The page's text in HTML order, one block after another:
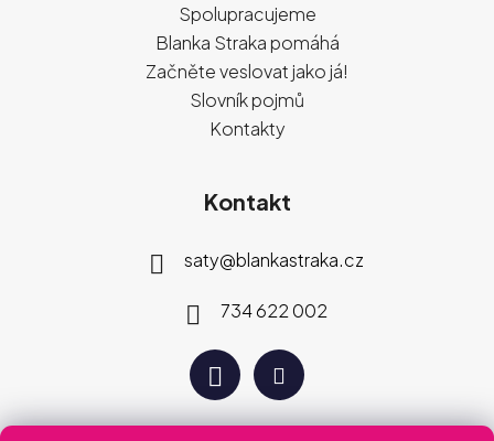
Spolupracujeme
Blanka Straka pomáhá
Začněte veslovat jako já!
Slovník pojmů
Kontakty
Kontakt
saty@blankastraka.cz
734 622 002